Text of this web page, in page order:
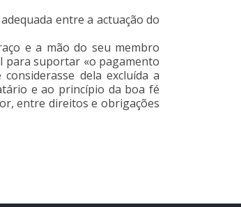
entre a actuação do
e a mão do seu membro
para suportar «o pagamento
dela excluída a
e ao princípio da boa fé
entre direitos e obrigações